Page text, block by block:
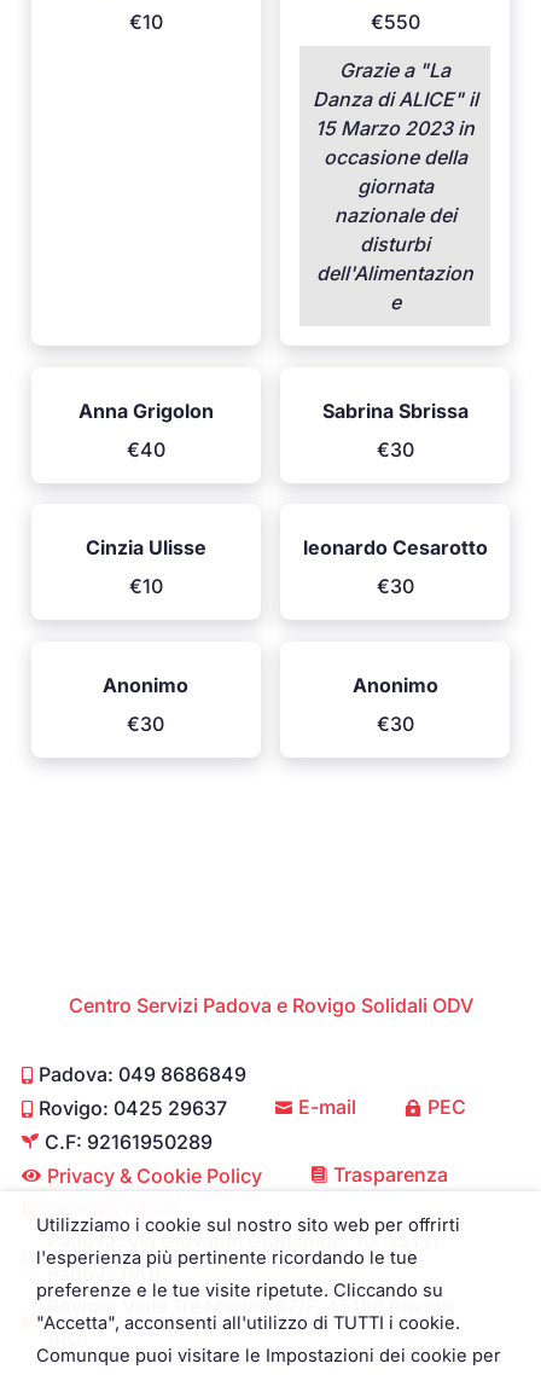
€10
€550
Grazie a "La
Danza di ALICE" il
15 Marzo 2023 in
occasione della
giornata
nazionale dei
disturbi
dell'Alimentazion
e
Anna Grigolon
€40
Sabrina Sbrissa
€30
Cinzia Ulisse
€10
leonardo Cesarotto
€30
Anonimo
€30
Anonimo
€30
Centro Servizi Padova e Rovigo Solidali ODV
 Padova: 049 8686849
 Rovigo: 0425 29637  E-mail  PEC
 C.F: 92161950289
 Privacy & Cookie Policy  Trasparenza
Padova: Via Giovanni Gradenigo, 10, 35131
Padova (PD)

Rovigo: Viale Tre Martiri, 67/F, 45100 Rovigo
(RO)
Utilizziamo i cookie sul nostro sito web per offrirti
l'esperienza più pertinente ricordando le tue
preferenze e le tue visite ripetute. Cliccando su
"Accetta", acconsenti all'utilizzo di TUTTI i cookie.
Comunque puoi visitare le Impostazioni dei cookie per